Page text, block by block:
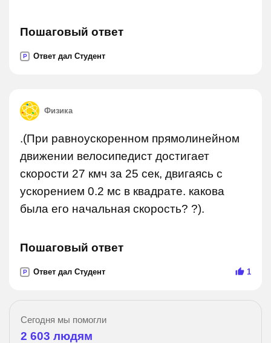
Пошаговый ответ
P Ответ дал Студент
Физика
.(При равноускоренном прямолинейном
движении велосипедист достигает
скорости 27 кмч за 25 сек, двигаясь с
ускорением 0.2 мс в квадрате. какова
была его начальная скорость? ?).
Пошаговый ответ
P Ответ дал Студент 1
Сегодня мы помогли
2 603 людям